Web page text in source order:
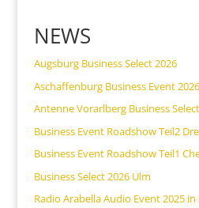
NEWS
Augsburg Business Select 2026
Aschaffenburg Business Event 2026
Antenne Vorarlberg Business
Business Event Roadshow Teil2
Business Event Roadshow Teil1
Business Select 2026 Ulm
Radio Arabella Audio Event 2025 in